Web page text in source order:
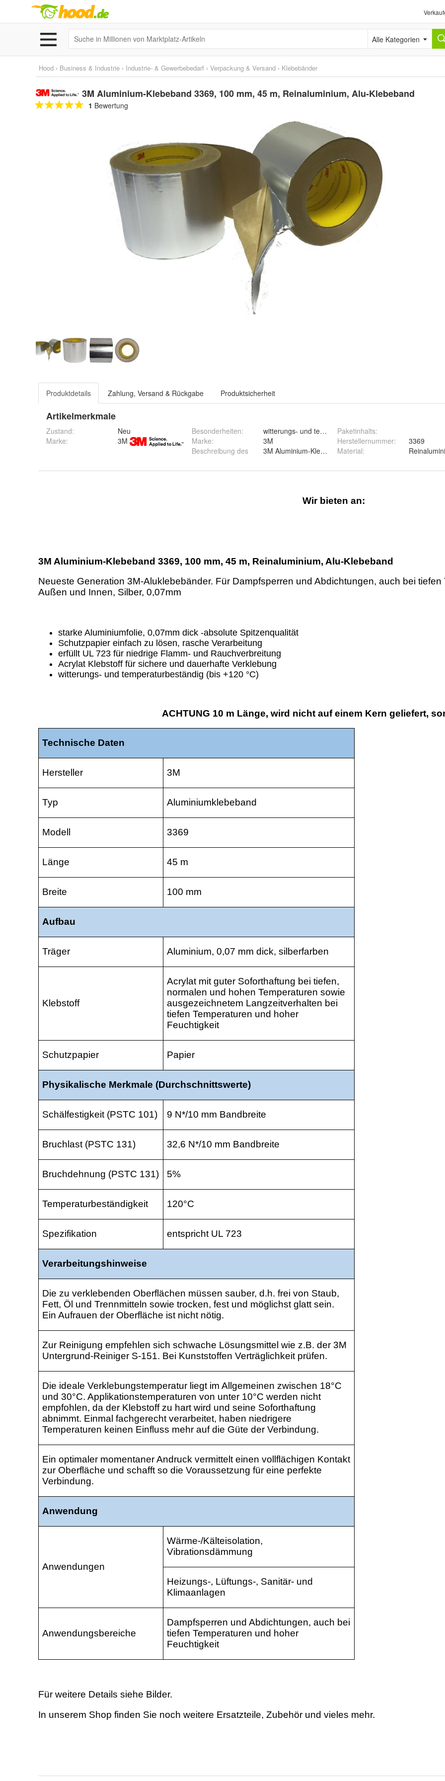
Alle Kategorien
Hood › Business & Industrie › Industrie- & Gewerbebedarf › Verpackung & Versand › Klebebänder
3M Aluminium-Klebeband 3369, 100 mm, 45 m, Reinaluminium, Alu-Klebeband
1 Bewertung
Produktdetails Zahlung, Versand & Rückgabe Produktsicherheit
Artikelmerkmale
Zustand:
Neu
Marke:
3M
Besonderheiten:
witterungs- und temperaturbeständig (bis +120°C)
Marke:
3M
Beschreibung des
Paketinhalts:
3M Aluminium-Klebeband 3369, 100 mm, 45 m
Herstellernummer:
3369
Material: